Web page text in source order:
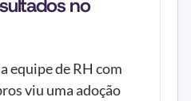
no
equipe de RH com
viu uma adoção